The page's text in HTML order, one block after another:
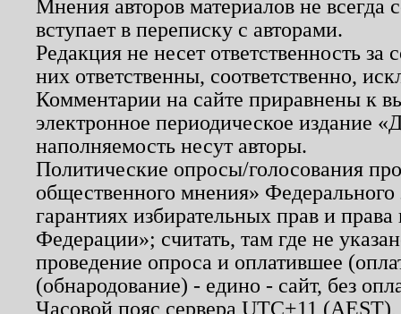
Мнения авторов материалов не
вступает в переписку с авторами.
Редакция не несет ответственность
них ответственны, соответственно,
Комментарии на сайте приравнены к
электронное периодическое издание
наполняемость несут авторы.
Политические опросы/голосования
общественного мнения»
гарантиях избирательных прав и
Федерации»; считать, там где не
проведение опроса и оплатившее
(обнародование) - едино - сайт, без
Часовой пояс сервера UTC+11